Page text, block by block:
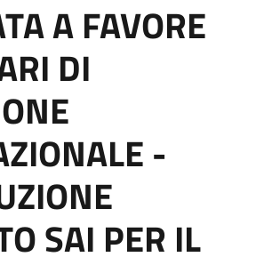
A FAVORE
DI
-
SAI PER IL